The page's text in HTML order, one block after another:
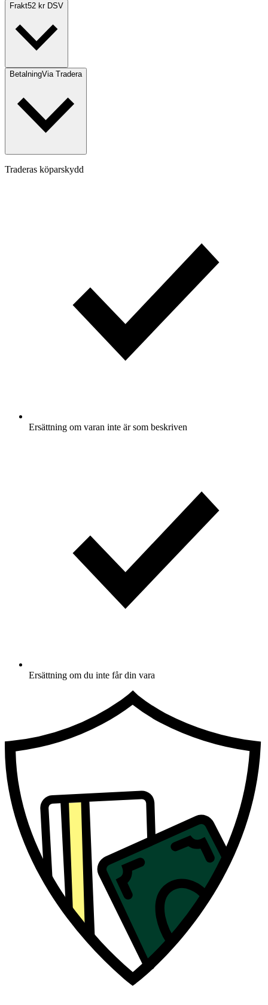
Frakt52 kr DSV
BetalningVia Tradera
Traderas köparskydd
Ersättning om varan inte är som beskriven
Ersättning om du inte får din vara